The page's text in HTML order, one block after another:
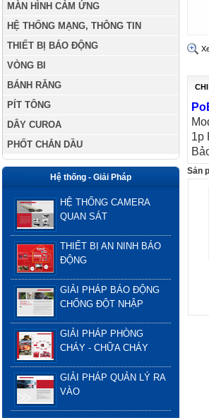
MÀN HÌNH CẢM ỨNG
HỆ THỐNG MẠNG, THÔNG TIN
THIẾT BỊ BÁO ĐỘNG
VÒNG BI
BÁNH RĂNG
PÍT TÔNG
DÂY CUROA
PHỐT CHẮN DẦU
Hệ thống - Giải Pháp
HỆ THỐNG CAMERA
QUAN SÁT
THIẾT BỊ AN NINH BÁO
ĐỘNG
GIẢI PHÁP BÁO ĐỘNG
CHỐNG ĐỘT NHẬP
GIẢI PHÁP PHÒNG
CHÁY - CHỮA CHÁY
GIẢI PHÁP QUẢN LÝ RA
VÀO
1p
Sản